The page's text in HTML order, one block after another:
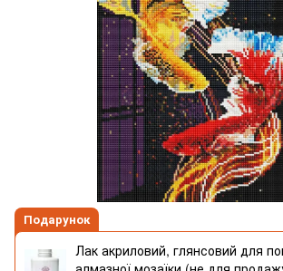
Подарунок
Лак акриловий, глянсовий для